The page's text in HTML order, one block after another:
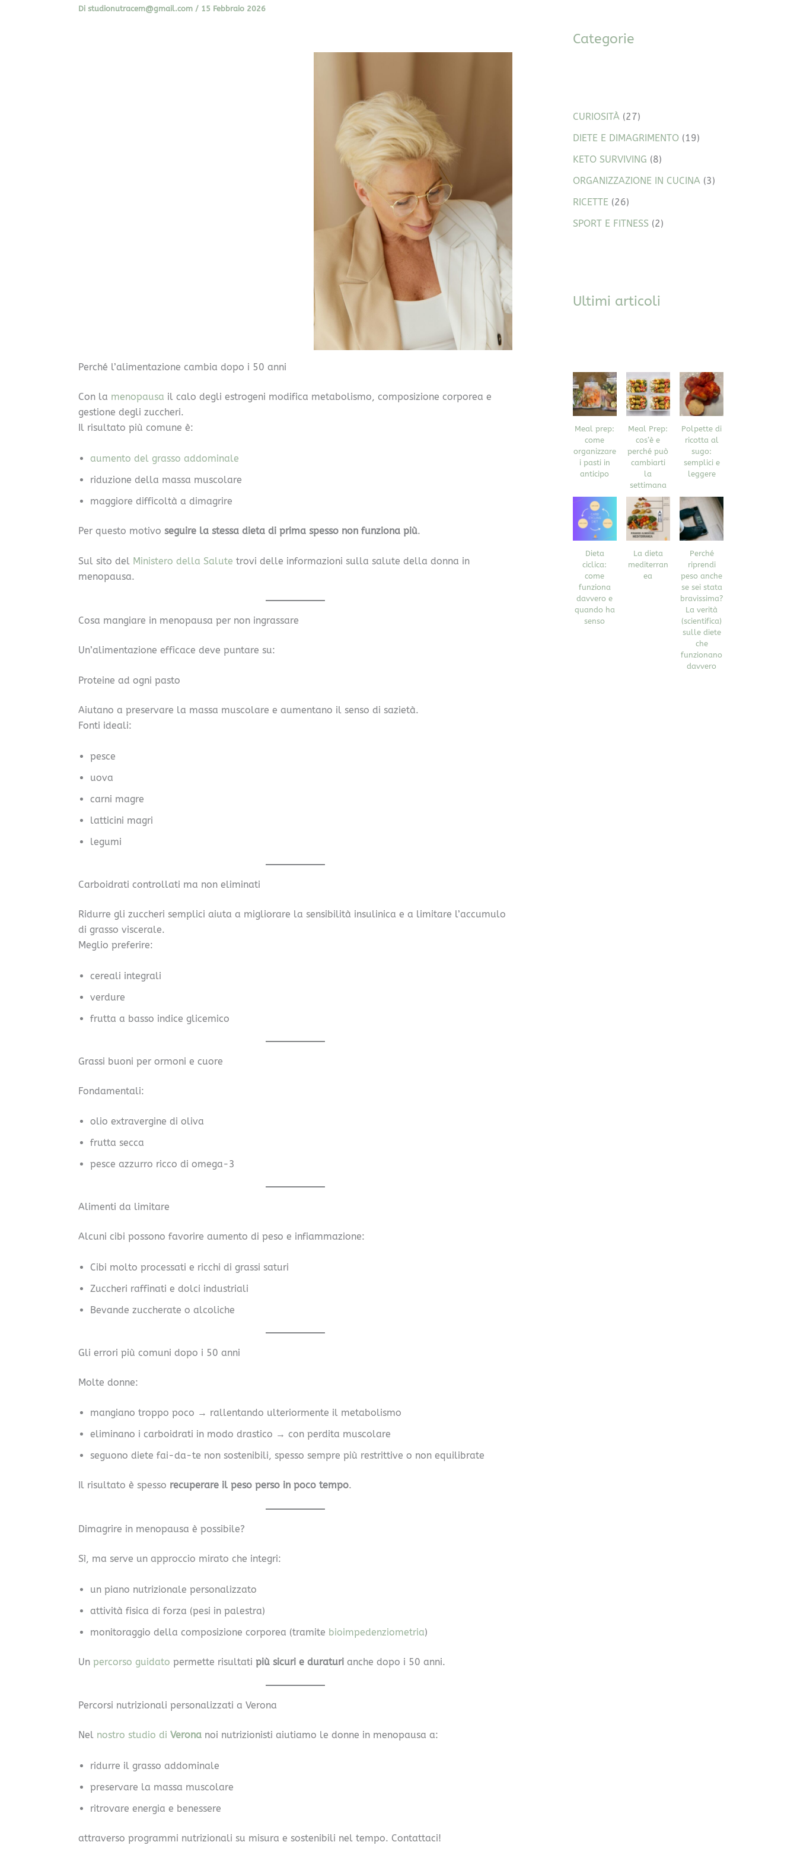
Di studionutracem@gmail.com / 15 Febbraio 2026
Perché l’alimentazione cambia dopo i 50 anni
Con la menopausa il calo degli estrogeni modifica metabolismo, composizione corporea e
gestione degli zuccheri.
Il risultato più comune è:
aumento del grasso addominale
riduzione della massa muscolare
maggiore difficoltà a dimagrire
Per questo motivo seguire la stessa dieta di prima spesso non funziona più.
Sul sito del Ministero della Salute trovi delle informazioni sulla salute della donna in
menopausa.
Cosa mangiare in menopausa per non ingrassare
Un’alimentazione efficace deve puntare su:
Proteine ad ogni pasto
Aiutano a preservare la massa muscolare e aumentano il senso di sazietà.
Fonti ideali:
pesce
uova
carni magre
latticini magri
legumi
Carboidrati controllati ma non eliminati
Ridurre gli zuccheri semplici aiuta a migliorare la sensibilità insulinica e a limitare l’accumulo
di grasso viscerale.
Meglio preferire:
cereali integrali
verdure
frutta a basso indice glicemico
Grassi buoni per ormoni e cuore
Fondamentali:
olio extravergine di oliva
frutta secca
pesce azzurro ricco di omega-3
Alimenti da limitare
Alcuni cibi possono favorire aumento di peso e infiammazione:
Cibi molto processati e ricchi di grassi saturi
Zuccheri raffinati e dolci industriali
Bevande zuccherate o alcoliche
Gli errori più comuni dopo i 50 anni
Molte donne:
mangiano troppo poco → rallentando ulteriormente il metabolismo
eliminano i carboidrati in modo drastico → con perdita muscolare
seguono diete fai-da-te non sostenibili, spesso sempre più restrittive o non equilibrate
Il risultato è spesso recuperare il peso perso in poco tempo.
Dimagrire in menopausa è possibile?
Sì, ma serve un approccio mirato che integri:
un piano nutrizionale personalizzato
attività fisica di forza (pesi in palestra)
monitoraggio della composizione corporea (tramite bioimpedenziometria)
Un percorso guidato permette risultati più sicuri e duraturi anche dopo i 50 anni.
Percorsi nutrizionali personalizzati a Verona
Nel nostro studio di Verona noi nutrizionisti aiutiamo le donne in menopausa a:
ridurre il grasso addominale
preservare la massa muscolare
ritrovare energia e benessere
attraverso programmi nutrizionali su misura e sostenibili nel tempo. Contattaci!
Categorie
CURIOSITÀ (27)
DIETE E DIMAGRIMENTO (19)
KETO SURVIVING (8)
ORGANIZZAZIONE IN CUCINA (3)
RICETTE (26)
SPORT E FITNESS (2)
Ultimi articoli
Meal prep:
come
organizzare
i pasti in
anticipo
Meal Prep:
cos’è e
perché può
cambiarti
la
settimana
Polpette di
ricotta al
sugo:
semplici e
leggere
Dieta
ciclica:
come
funziona
davvero e
quando ha
senso
La dieta
mediterran
ea
Perché
riprendi
peso anche
se sei stata
bravissima?
La verità
(scientifica)
sulle diete
che
funzionano
davvero